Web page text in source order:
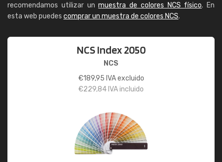
recomendamos utilizar unmuestra de colores NCS físico. En
esta web puedes comprar un muestra de colores NCS.
NCS Index 2050
NCS
€189,95 IVA excluido
€229,84 IVA incluido